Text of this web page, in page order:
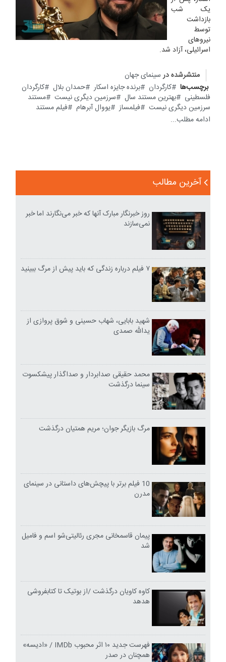
یک شب
بازداشت
توسط
نیروهای
اسرائیلی، آزاد شد.
منتشرشده در سینمای جهان
برچسب‌ها
کارگردان برنده جایزه اسکار حمدان بلال
کارگردان
فلسطینی
بهترین مستند سال سرزمین دیگری نیست
مستند
سرزمین دیگری نیست
فیلمساز یووال آبرهام
فیلم مستند
ادامه مطلب...
آخرین مطالب
روز خبرنگار مبارک آنها که خبر می‌نگارند اما خبر
نمی‌سازند
۷ فیلم درباره زندگی که باید پیش از مرگ ببینید
شهید بابایی، شهاب حسینی و شوق پروازی از
یدالله صمدی
محمد حقیقی صدابردار و صداگذار پیشکسوت
سینما درگذشت
مرگ بازیگر جوان؛ مریم همتیان درگذشت
10 فیلم برتر با پیچش‌های داستانی در سینمای
مدرن
پیمان قاسمخانی مجری رئالیتی‌شو اسم و فامیل
شد
کاوه کاویان درگذشت /از بوتیک تا کتابفروشی
هدهد
فهرست جدید ۱۰ اثر محبوب IMDb / «ادیسه»
همچنان در صدر